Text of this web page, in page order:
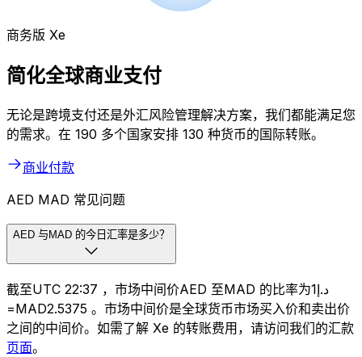
商务版 Xe
简化全球商业支付
无论是跨境支付还是外汇风险管理解决方案，我们都能满足您
的需求。在 190 多个国家安排 130 种货币的国际转账。
商业付款
AED MAD 常见问题
AED 与MAD 的今日汇率是多少？
截至UTC 22:37 ，市场中间价AED 至MAD 的比率为د.إ1
=MAD2.5375 。市场中间价是全球货币市场买入价和卖出价
之间的中间价。如需了解 Xe 的转账费用，请访问我们的汇款
页面。